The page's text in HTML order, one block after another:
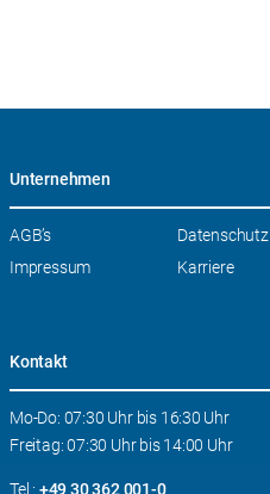
Unternehmen
Navigation
AGB’s Datenschutz
Impressum
Karriere
Kontakt
Mo-Do: 07:30 Uhr bis 16:30 Uhr
Freitag: 07:30 Uhr bis 14:00 Uhr